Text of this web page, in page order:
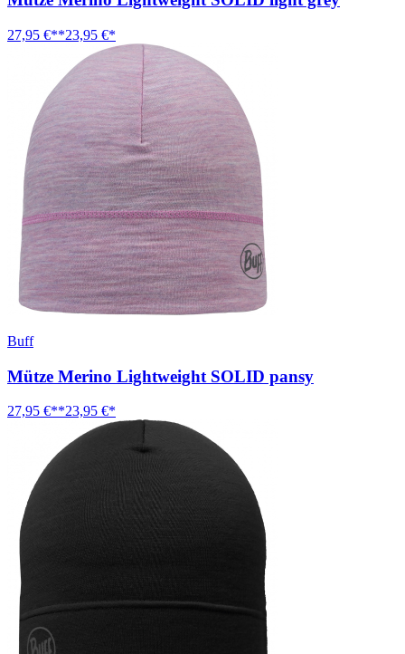
27,95 €**23,95 €*
Buff
Mütze Merino Lightweight SOLID pansy
27,95 €**23,95 €*